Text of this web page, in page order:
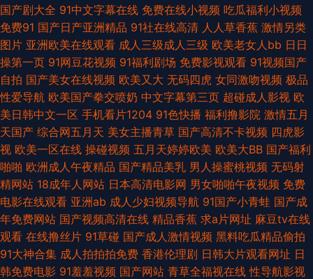
影院006 97超碰自拍 国产TS 老司机福利电影院 日韩啪啪在线视频 中日精
品色哟哟 日本叼嘿片 91视频www 久草精品伦理 青娱乐天天影院 亚洲在线
男人天堂 www色色综 日韩撸视频 AV淫海量导航 超碰人人看系列 人人操人
人奸 AV一二 黄色毛片A片 天天日皮 豆花网页入口 日韩AV电影色图 91白丝
美女 岛国肏逼在线 久久免费视频21 黄色视频免费链接 女同视频在线观看 深
夜浮力视频 尤物自拍成人 午夜欧美剧场 超碰自拍网 天堂中文AV 91麻豆高清
视频 成人网在线观看 美国激情综合网 亚洲爱爱爱含羞草 超碰快爱 激情超碰
在线 天天射综合 97超碰精品 豆花视频在线吃瓜 麻豆avtt99 熟女视频免费
国产剧大全 91中文字幕在线 免费在线小视频 吃瓜福利小视频
免费91 国产日产亚洲精品 91社在线高清 人人草香蕉 激情另类
图片 亚洲欧美在线观看 成人三级成人三级 欧美老女人bb 日日
操第一页 91网豆花视频 91福利剧场 免费影视观看 91视频国产
自拍 国产美女在线视频 欧美又大 无码四虎 女同激吻视频 极品
性爱导航 欧美国产拳交喷奶 中文字幕第三页 超碰成人影视 欧
美日韩中文一区 手机看片1204 91色快播 福利撸影院 激情五月
天国产 综合网五月天 美女主播青草 国产高清不卡视频 四虎影
视 欧美一区在线 操碰视频 五月天婷婷欧美 欧美大BB 国产福利
啪啪 欧洲成人午夜精品 国产精品美乳 男人操蜜桃视频 无码射
精网站 18成年人网站 日本高清电影网 男女啪啪午夜视频 免费
电影在线观看 亚洲ab 成人少妇视频导航 91国产小青蛙 国产成
年免费网站 国产视频高清在线 精品香蕉 求a片网址 麻豆tv在线
观看 在线撸丝片 91草碰 国产成人激情视频 黑料吃瓜精品偷拍
91大神合集 成人拍拍拍免费 香港伦理剧 日韩大片观看网址 日
韩免费电影 91羞羞视频 国产网站 青草全福视在线 性导航影视